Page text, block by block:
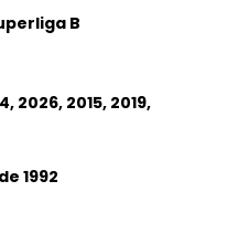
B
2026, 2015, 2019,
1992